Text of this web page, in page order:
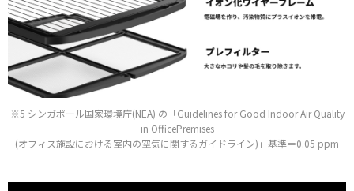
※5 シンガポール国家環境庁(NEA) の「Guidelines for Good Indoor Air Quality
in OfficePremises
(オフィス施設における室内の空気に関するガイドライン)」基準＝0.05 ppm